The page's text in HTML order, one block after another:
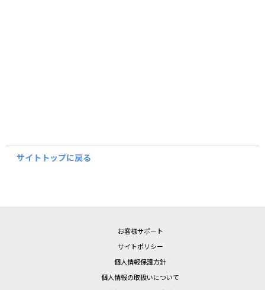
サイトトップに戻る
お客様サポート
サイトポリシー
個人情報保護方針
個人情報の取扱いについて